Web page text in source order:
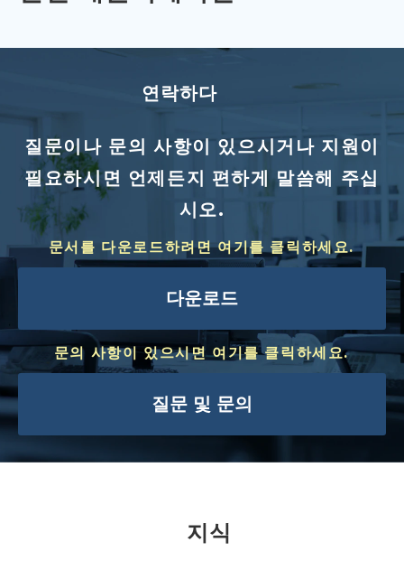
연락하다
질문이나 문의 사항이 있으시거나 지원이
필요하시면 언제든지 편하게 말씀해 주십
시오.
문서를 다운로드하려면 여기를 클릭하세요.
다운로드
문의 사항이 있으시면 여기를 클릭하세요.
질문 및 문의
지식